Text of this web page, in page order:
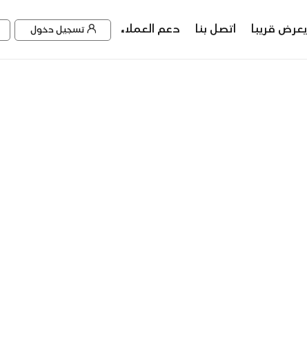
يعرض قريبا اتصل بنا دعم العملاء تسجيل دخول